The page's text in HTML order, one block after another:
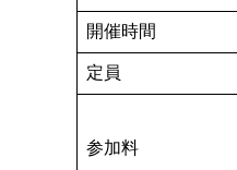
開催時間
定員
参加料